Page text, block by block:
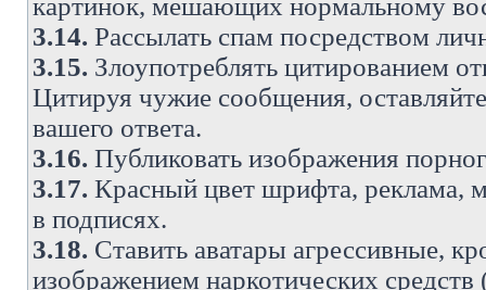
картинок, мешающих нормальному
3.14. Рассылать спам посредством
3.15. Злоупотреблять цитированием
Цитируя чужие сообщения,
вашего ответа.
3.16. Публиковать изображения
3.17. Красный цвет шрифта, реклама,
в подписях.
3.18. Ставить аватары агрессивные,
изображением наркотических